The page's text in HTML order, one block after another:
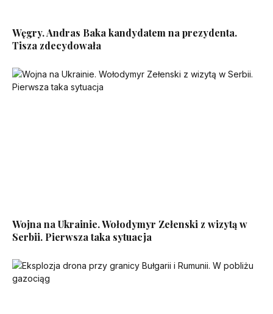
Węgry. Andras Baka kandydatem na prezydenta.
Tisza zdecydowała
Wojna na Ukrainie. Wołodymyr Zełenski z wizytą w
Serbii. Pierwsza taka sytuacja